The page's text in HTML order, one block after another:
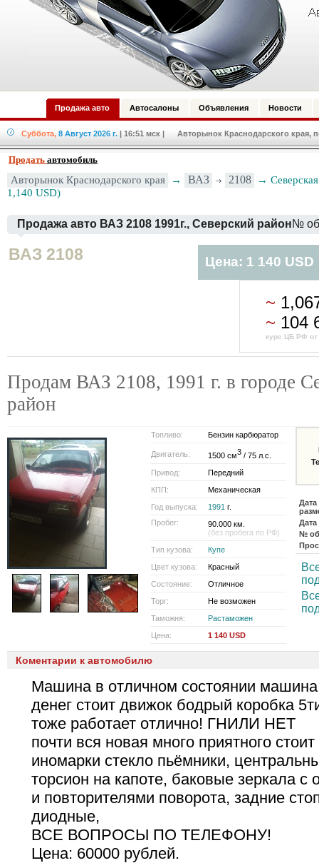
Продажа авто Автосалоны Объявления Новости
Суббота, 8 Август 2026 г. | 16:51 мск | Авторынок Краснодарского края,
Продать автомобиль
Авторынок Краснодарского края → ВАЗ 2108
→
1,140 USD)
Продажа авто ВАЗ 2108 1991г., Северский район№
ВАЗ 2108 Цена: 1 140 USD
~
~ 104
курс ЦБ РФ от
Продам ВАЗ 2108, 1991 г. в городе
район
Топливо: Бензин карбюратор
Двигатель: 1500 см3 / 75 л.с.
Привод:
Передний
КПП:
Механическая
Год выпуска:
1991 г.
Пробег:
90.000 км.
(без пробега по РФ)
Тип кузова:
Купе
Цвет кузова:
Красный
Состояние:
Отличное
Торг:
Не возможен
Таможня:
Растаможен
Цена:
1 140 USD
Дата
Дата
№
Коментарии к автомобилю
Машина в отличном состоянии машина
денег стоит движок бодрый коробка
тоже работает отлично! ГНИЛИ НЕТ
почти вся новая много приятного
иномарки стекло пьёмники,
торсион на капоте, баковые зеркала с
и повторителями поворота, задние
диодные,
ВСЕ ВОПРОСЫ ПО ТЕЛЕФОНУ!
Цена: 60000 рублей.